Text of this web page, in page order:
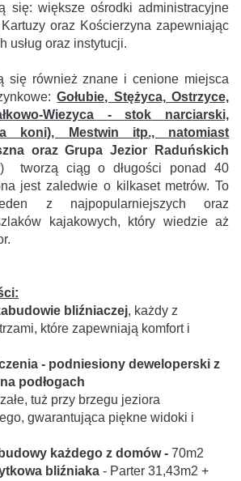
się: większe ośrodki administracyjne
oraz Kościerzyna zapewniając
usług oraz instytucji.
się również znane i cenione miejsca
Gołubie, Stężyca, Ostrzyce,
Wiezyca - stok narciarski,
koni), Mestwin itp., natomiast
oraz Grupa Jezior Raduńskich
tworzą ciąg o długości ponad 40
jest zaledwie o kilkaset metrów. To
z najpopularniejszych oraz
kajakowych, który wiedzie aż
bliźniaczej, każdy z
które zapewniają komfort i
- podniesiony deweloperski z
podłogach
tuż przy brzegu jeziora
gwarantująca piękne widoki i
każdego z domów - 70m2
bliźniaka - Parter 31,43m2 +